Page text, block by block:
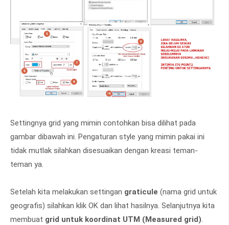
Settingnya grid yang mimin contohkan bisa dilihat pada
gambar dibawah ini. Pengaturan style yang mimin pakai ini
tidak mutlak silahkan disesuaikan dengan kreasi teman-
teman ya.
Setelah kita melakukan settingan graticule (nama grid untuk
geografis) silahkan klik OK dan lihat hasilnya. Selanjutnya kita
membuat grid untuk koordinat UTM (Measured grid).